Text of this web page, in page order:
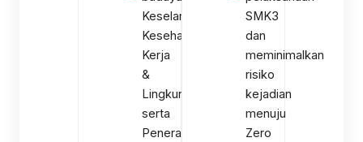
Keselamatan
Kesehatan
Kerja
&
Lingkungan
serta
Penerapan
SMK3
dan
meminimalkan
risiko
kejadian
menuju
Zero